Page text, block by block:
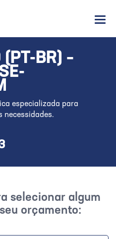
(PT-BR) –
especializada para
necessidades.
selecionar algum
orçamento: